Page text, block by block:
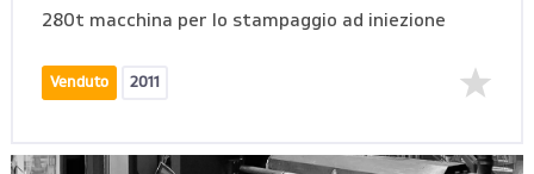
280t macchina per lo stampaggio ad iniezione
Venduto 2011